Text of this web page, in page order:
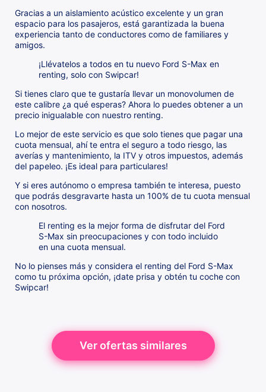
Gracias a un aislamiento acústico excelente y un gran
espacio para los pasajeros, está garantizada la buena
experiencia tanto de conductores como de familiares y
amigos.
¡Llévatelos a todos en tu nuevo Ford S-Max en
renting, solo con Swipcar!
Si tienes claro que te gustaría llevar un monovolumen de
este calibre ¿a qué esperas? Ahora lo puedes obtener a un
precio inigualable con nuestro renting.
Lo mejor de este servicio es que solo tienes que pagar una
cuota mensual, ahí te entra el seguro a todo riesgo, las
averías y mantenimiento, la ITV y otros impuestos, además
del papeleo. ¡Es ideal para particulares!
Y si eres autónomo o empresa también te interesa, puesto
que podrás desgravarte hasta un 100% de tu cuota mensual
con nosotros.
El renting es la mejor forma de disfrutar del Ford
S-Max sin preocupaciones y con todo incluido
en una cuota mensual.
No lo pienses más y considera el renting del Ford S-Max
como tu próxima opción, ¡date prisa y obtén tu coche con
Swipcar!
Ver ofertas similares